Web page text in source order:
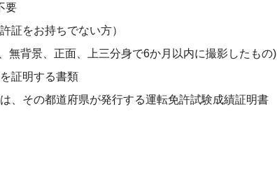
要
証をお持ちでない方）
無背景、正面、上三分身で6か月以内に撮影したもの)
証明する書類
、その都道府県が発行する運転免許試験成績証明書